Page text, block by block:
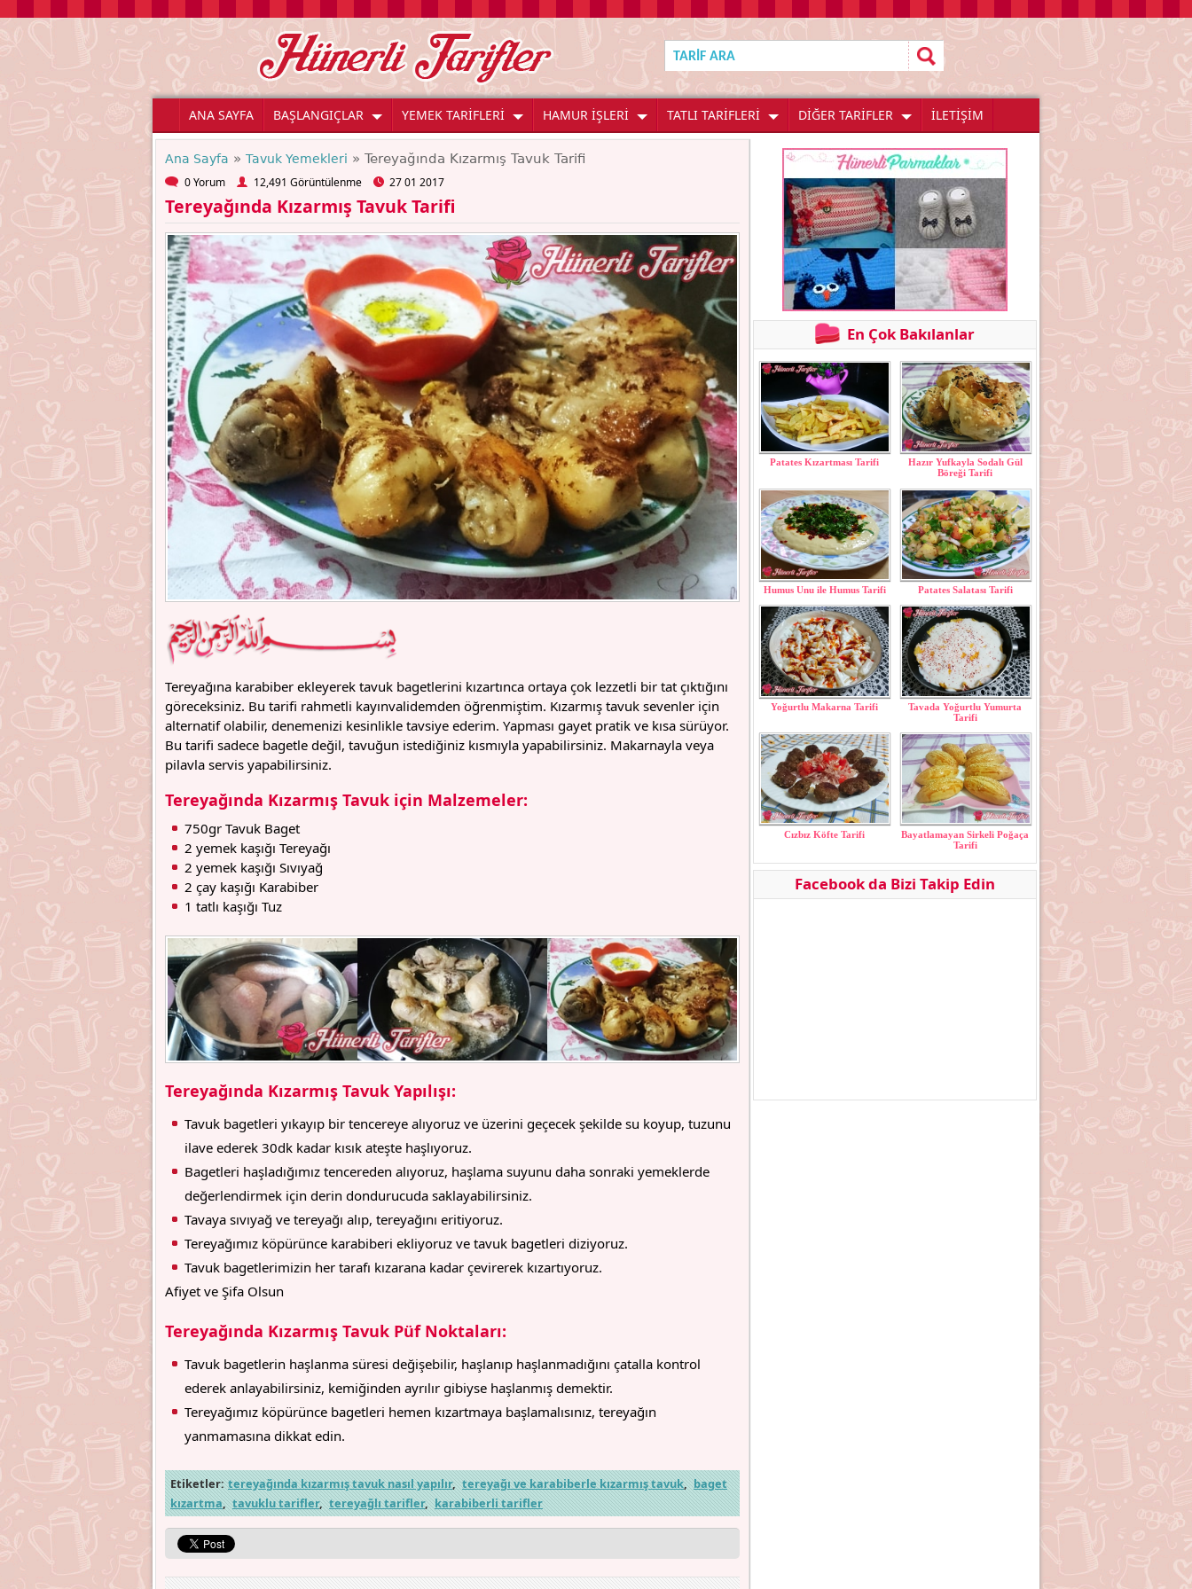
ANA SAYFA BAŞLANGIÇLAR YEMEK TARİFLERİ HAMUR İŞLERİ TATLI TARİFLERİ DİĞER TARİFLER İLETİŞİM
Ana Sayfa » Tavuk Yemekleri » Tereyağında Kızarmış Tavuk Tarifi
0 Yorum 12,491 Görüntülenme 27 01 2017
Tereyağında Kızarmış Tavuk Tarifi
Tereyağına karabiber ekleyerek tavuk bagetlerini kızartınca ortaya çok lezzetli bir tat çıktığını
göreceksiniz. Bu tarifi rahmetli kayınvalidemden öğrenmiştim. Kızarmış tavuk sevenler için
alternatif olabilir, denemenizi kesinlikle tavsiye ederim. Yapması gayet pratik ve kısa sürüyor.
Bu tarifi sadece bagetle değil, tavuğun istediğiniz kısmıyla yapabilirsiniz. Makarnayla veya
pilavla servis yapabilirsiniz.
Tereyağında Kızarmış Tavuk için Malzemeler:
750gr Tavuk Baget
2 yemek kaşığı Tereyağı
2 yemek kaşığı Sıvıyağ
2 çay kaşığı Karabiber
1 tatlı kaşığı Tuz
Tereyağında Kızarmış Tavuk Yapılışı:
Tavuk bagetleri yıkayıp bir tencereye alıyoruz ve üzerini geçecek şekilde su koyup, tuzunu
ilave ederek 30dk kadar kısık ateşte haşlıyoruz.
Bagetleri haşladığımız tencereden alıyoruz, haşlama suyunu daha sonraki yemeklerde
değerlendirmek için derin dondurucuda saklayabilirsiniz.
Tavaya sıvıyağ ve tereyağı alıp, tereyağını eritiyoruz.
Tereyağımız köpürünce karabiberi ekliyoruz ve tavuk bagetleri diziyoruz.
Tavuk bagetlerimizin her tarafı kızarana kadar çevirerek kızartıyoruz.
Afiyet ve Şifa Olsun
Tereyağında Kızarmış Tavuk Püf Noktaları:
Tavuk bagetlerin haşlanma süresi değişebilir, haşlanıp haşlanmadığını çatalla kontrol
ederek anlayabilirsiniz, kemiğinden ayrılır gibiyse haşlanmış demektir.
Tereyağımız köpürünce bagetleri hemen kızartmaya başlamalısınız, tereyağın
yanmamasına dikkat edin.
Etiketler: tereyağında kızarmış tavuk nasıl yapılır, tereyağı ve karabiberle kızarmış tavuk, baget
kızartma, tavuklu tarifler, tereyağlı tarifler, karabiberli tarifler
En Çok Bakılanlar
Patates Kızartması Tarifi
Hazır Yufkayla Sodalı Gül
Böreği Tarifi
Humus Unu ile Humus Tarifi Patates Salatası Tarifi
Yoğurtlu Makarna Tarifi
Tavada Yoğurtlu Yumurta
Tarifi
Cızbız Köfte Tarifi
Bayatlamayan Sirkeli Poğaça
Tarifi
Facebook da Bizi Takip Edin